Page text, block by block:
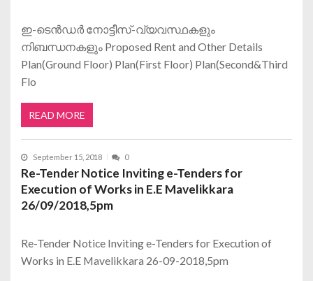
ഇ-ടെന്‍ഡര്‍ നോട്ടീസ്-വ്യവസ്ഥകളും
നിബന്ധനകളും Proposed Rent and Other Details
Plan(Ground Floor) Plan(First Floor) Plan(Second&Third
Flo
READ MORE
September 15, 2018 0
Re-Tender Notice Inviting e-Tenders for
Execution of Works in E.E Mavelikkara
26/09/2018,5pm
Re-Tender Notice Inviting e-Tenders for Execution of
Works in E.E Mavelikkara 26-09-2018,5pm